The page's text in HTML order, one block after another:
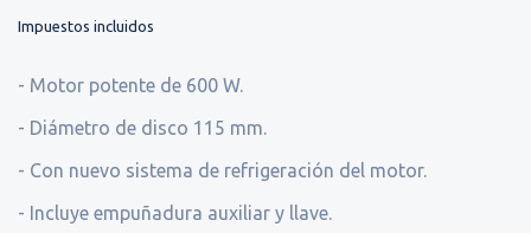
Impuestos incluidos
- Motor potente de 600 W.
- Diámetro de disco 115 mm.
- Con nuevo sistema de refrigeración del motor.
- Incluye empuñadura auxiliar y llave.